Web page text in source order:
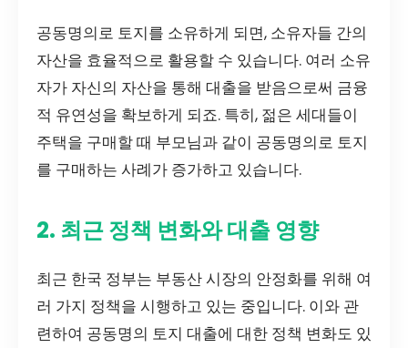
공동명의로 토지를 소유하게 되면, 소유자들 간의
자산을 효율적으로 활용할 수 있습니다. 여러 소유
자가 자신의 자산을 통해 대출을 받음으로써 금융
적 유연성을 확보하게 되죠. 특히, 젊은 세대들이
주택을 구매할 때 부모님과 같이 공동명의로 토지
를 구매하는 사례가 증가하고 있습니다.
2. 최근 정책 변화와 대출 영향
최근 한국 정부는 부동산 시장의 안정화를 위해 여
러 가지 정책을 시행하고 있는 중입니다. 이와 관
련하여 공동명의 토지 대출에 대한 정책 변화도 있